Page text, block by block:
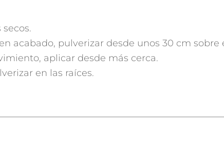
acabado, pulverizar desde unos 30 cm
aplicar desde más cerca.
en las raíces.